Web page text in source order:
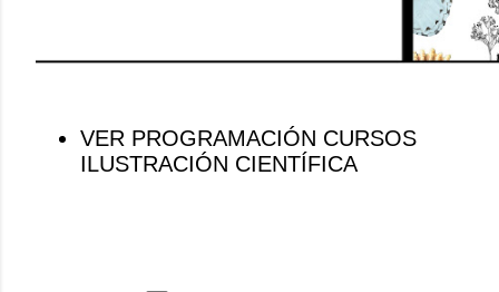
VER PROGRAMACIÓN CURSOS
ILUSTRACIÓN CIENTÍFICA